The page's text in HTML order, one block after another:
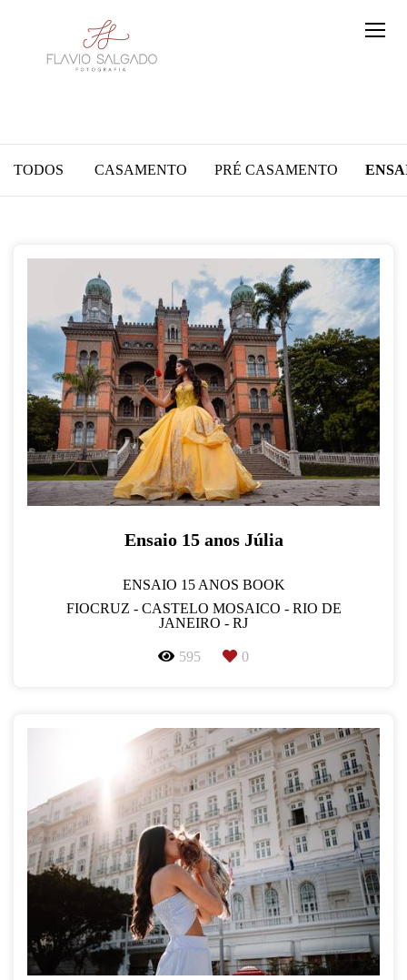
TODOS CASAMENTO PRÉ CASAMENTO
Ensaio 15 anos Júlia
ENSAIO 15 ANOS BOOK
FIOCRUZ - CASTELO MOSAICO - RIO DE
JANEIRO - RJ
595 0